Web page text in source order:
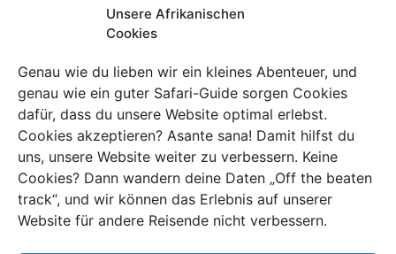
Unsere Afrikanischen
Cookies
Genau wie du lieben wir ein kleines Abenteuer, und
genau wie ein guter Safari-Guide sorgen Cookies
dafür, dass du unsere Website optimal erlebst.
Cookies akzeptieren? Asante sana! Damit hilfst du
uns, unsere Website weiter zu verbessern. Keine
Cookies? Dann wandern deine Daten „Off the beaten
track“, und wir können das Erlebnis auf unserer
Website für andere Reisende nicht verbessern.
wirst. Aber du wirst auch abseits der ausgetretenen
Pfade unterwegs sein und abgelegene Gebiete
sind. Du triffst die einheimischen Masai-Volkgruppen
und erfährst mehr über ihre alten Traditionen und ihre
Lebensweise. Dubesuchst auch bezaubernde Orte wie
den Lake Natron mit seinen surrealen Landschaften
und dem rosafarbenen Wasser des atemberaubenden
Ngorongoro-Kraters. Und natürlich darf auch ein
entspannter Abschluss auf der paradiesischen Insel